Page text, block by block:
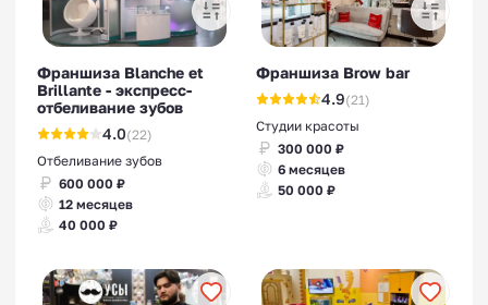
Франшиза Blanche et
Brillante - экспресс-
отбеливание зубов
4.0(22)
Отбеливание зубов
600 000 ₽
12 месяцев
40 000 ₽
Франшиза Brow bar
4.9(21)
Студии красоты
300 000 ₽
6 месяцев
50 000 ₽